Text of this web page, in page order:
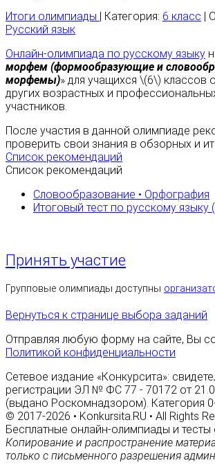
Итоги олимпиады
| Категория: 6 класс |
Русский язык
Онлайн-олимпиада по русскому языку
морфем (формообразующие и
морфемы)» для учащихся \(6\) классов
других возрастных и
участников.
После участия в данной олимпиаде
проверить свои знания в обзорных и
Список рекомендаций
Список рекомендаций
Словообразование • Орфография
Итоговый тест по русскому языку
Принять участие
Групповые олимпиады доступны
Вернуться к странице выбора заданий
Отправляя любую форму на сайте, Вы
Политикой конфиденциальности
Сетевое издание «Конкурсита»:
регистрации ЭЛ № ФС 77 - 70172 от
(выдано Роскомнадзором). Категория
© 2017-2026 • Konkursita.RU • All Rights
Бесплатные онлайн-олимпиады и
Копирование и распространение
только с письменного разрешения